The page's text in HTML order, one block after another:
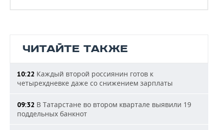
ЧИТАЙТЕ ТАКЖЕ
10:22 Каждый второй россиянин готов к
четырехдневке даже со снижением зарплаты
09:32 В Татарстане во втором квартале выявили 19
поддельных банкнот